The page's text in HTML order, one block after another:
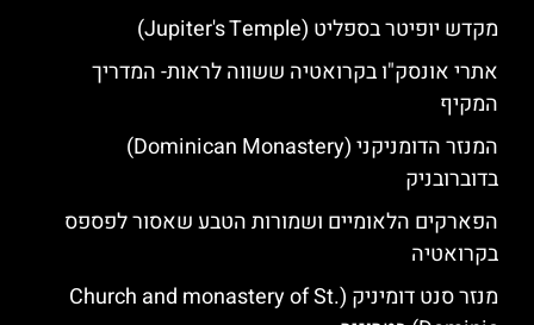
מקדש יופיטר בספליט (Jupiter's Temple)
אתרי אונסק"ו בקרואטיה ששווה לראות- המדריך
המקיף
המנזר הדומניקני (Dominican Monastery)
בדוברובניק
הפארקים הלאומיים ושמורות הטבע שאסור לפספס
בקרואטיה
מנזר סנט דומיניק (Church and monastery of St.